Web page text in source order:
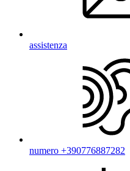
assistenza
numero +390776887282